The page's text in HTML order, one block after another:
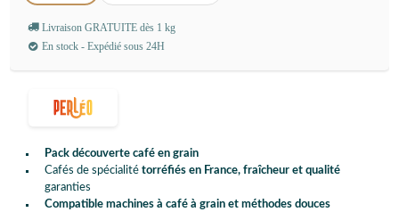
Pack découverte café en grain
Cafés de spécialité torréfiés en France, fraîcheur et qualité
garanties
Compatible machines à café à grain et méthodes douces
Livraison GRATUITE dès 1 kg
En stock - Expédié sous 24H